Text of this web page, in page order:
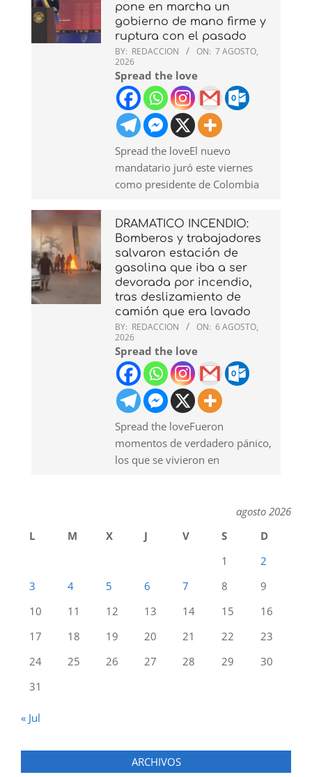
pone en marcha un
gobierno de mano firme y
ruptura con el pasado
BY: REDACCION ON: 7 AGOSTO,
2026
Spread the love
Spread the loveEl nuevo
mandatario juró este viernes
como presidente de Colombia
DRAMATICO INCENDIO:
Bomberos y trabajadores
salvaron estación de
gasolina que iba a ser
devorada por incendio,
tras deslizamiento de
camión que era lavado
BY: REDACCION ON: 6 AGOSTO,
2026
Spread the love
Spread the loveFueron
momentos de verdadero pánico,
los que se vivieron en
agosto 2026
L
M X J V S
D
1
2
3
4 5 6 7 8
9
10
11 12 13 14 15
16
17
18 19 20 21 22
23
24
25 26 27 28 29
30
31
« Jul
ARCHIVOS